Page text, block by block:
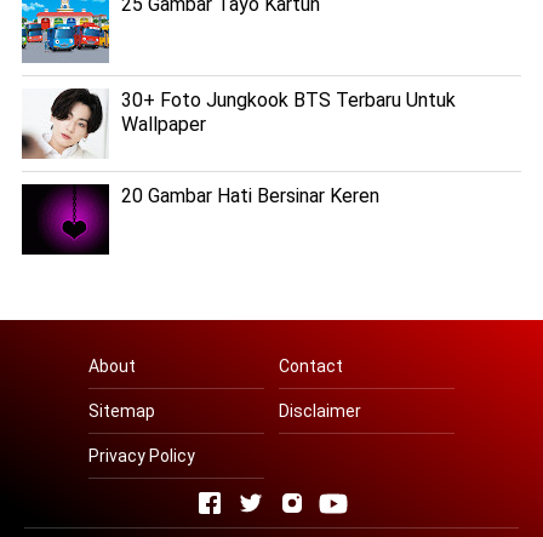
30+ Foto Jungkook BTS Terbaru Untuk
Wallpaper
20 Gambar Hati Bersinar Keren
About Contact
Sitemap Disclaimer
Privacy Policy